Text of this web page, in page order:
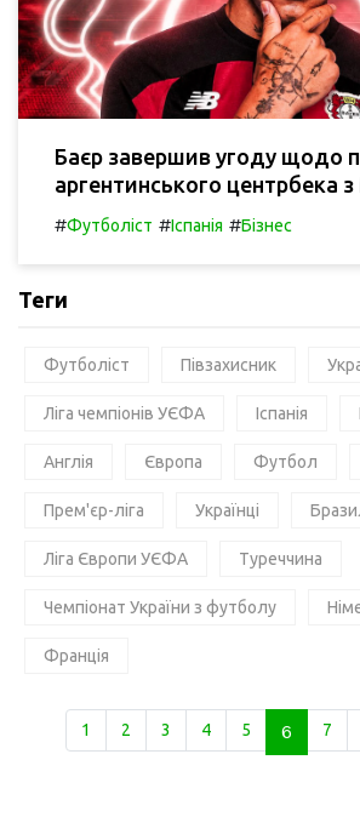
Баєр завершив угоду щодо
аргентинського центрбека
#Футболіст #Іспанія #Бізнес
Теги
Футболіст Півзахисник
Ліга чемпіонів УЄФА Іспанія
Англія Європа Футбол
Прем'єр-ліга Українці
Ліга Європи УЄФА Туреччина
Чемпіонат України з футболу
Франція
1 2 3 4 5 6 7